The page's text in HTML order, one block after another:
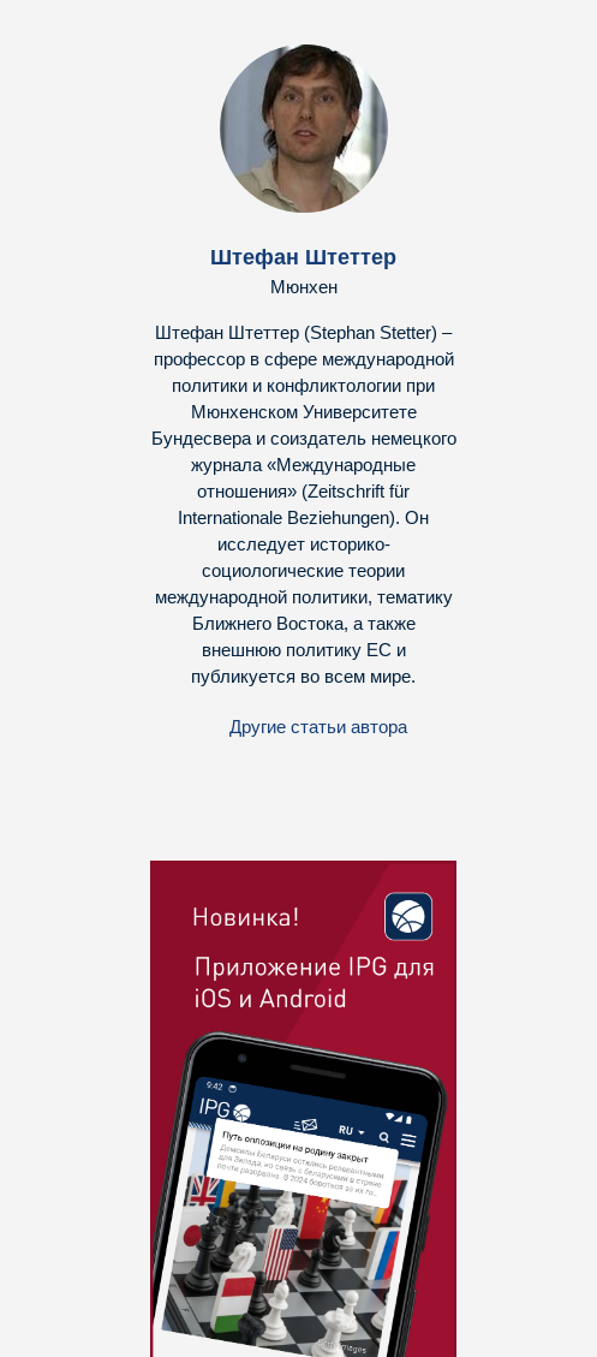
Штефан Штеттер
Мюнхен
Штефан Штеттер (Stephan Stetter) –
профессор в сфере международной
политики и конфликтологии при
Мюнхенском Университете
Бундесвера и соиздатель немецкого
журнала «Международные
отношения» (Zeitschrift für
Internationale Beziehungen). Он
исследует историко-
социологические теории
международной политики, тематику
Ближнего Востока, а также
внешнюю политику ЕС и
публикуется во всем мире.
Другие статьи автора